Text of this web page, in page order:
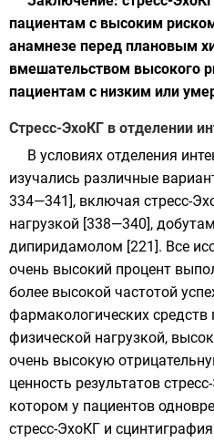
пациентам с высоким
анамнезе перед плановым
вмешательством высокого
пациентам с низким или
Стресс-ЭхоКГ в отделении
В условиях отделения
изучались различные
334—341], включая стресс-
нагрузкой [338—340],
дипиридамолом [221]. Все
очень высокий процент
более высокой частотой
фармакологических средств
физической нагрузкой,
очень высокую
ценность результатов
котором у пациентов
стресс-ЭхоКГ и